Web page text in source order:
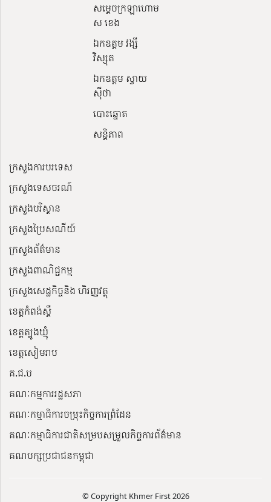
សម្ដេចក្រឡាហោម
ស ខេង
ឯកឧត្តម វង្សី
វិស្សុត
ឯកឧត្តម ស្វាយ
ស៊ីថា
បោះឆ្នោត
សន្តិភាព
ក្រសួងការបរទេស
ក្រសួងទេសចរណ៍
ក្រសួងបរិស្ថាន
ក្រសួងប្រៃសណីយ៍
ក្រសួងព័ត៌មាន
ក្រសួងពាណិជ្ជកម្ម
ក្រសួងសេដ្ឋកិច្ចនិង ហិរញ្ញវត្ថុ
ខេត្តកំពង់ស្ពឺ
ខេត្តត្បូងឃ្មុំ
ខេត្តសៀមរាប
គ.ជ.ប
គណៈកម្មការរដ្ឋសភា
គណៈកម្មាធិការចម្រុះកិច្ចការព្រំដែន
គណៈកម្មាធិការជាតិសម្របសម្រួលកិច្ចការព័ត៌មាន
គណបក្សប្រជាជនកម្ពុជា
© Copyright Khmer First 2026